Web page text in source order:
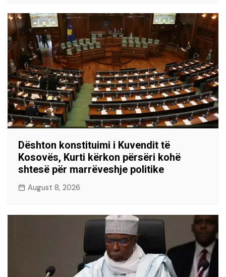
Dështon konstituimi i Kuvendit të
Kosovës, Kurti kërkon përsëri kohë
shtesë për marrëveshje politike
August 8, 2026